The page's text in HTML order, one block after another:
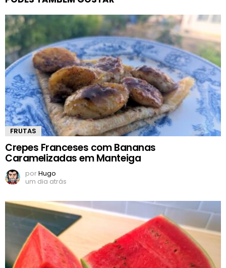
FRUTAS
Crepes Franceses com Bananas
Caramelizadas em Manteiga
porHugo
um dia atrás